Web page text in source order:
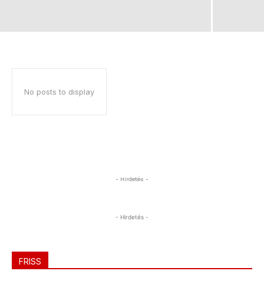
No posts to display
- Hirdetés -
- Hirdetés -
FRISS